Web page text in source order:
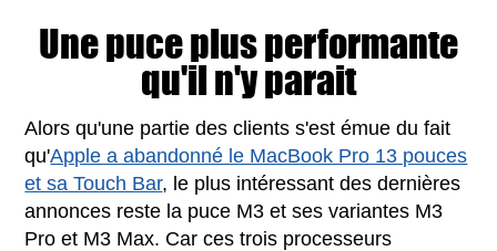
Une puce plus performante
qu'il n'y parait
Alors qu'une partie des clients s'est émue du fait
qu'Apple a abandonné le MacBook Pro 13 pouces
et sa Touch Bar, le plus intéressant des dernières
annonces reste la puce M3 et ses variantes M3
Pro et M3 Max. Car ces trois processeurs